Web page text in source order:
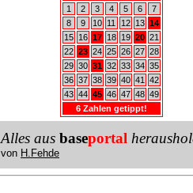
1
2 3 4 5 6
7
8
9 10 11 12 13 14
15
16 17 18 19 20 21
22 23 24 25 26 27 28
29 30 31 32 33 34 35
36 37 38 39 40 41
42
43 44 45 46 47 48 49
6 Zahlen getippt!
Alles aus baseportal
von H.Fehde